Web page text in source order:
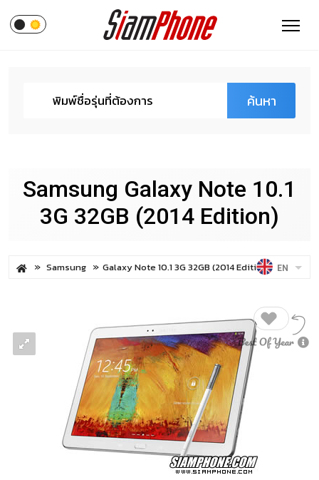
ค้นหา
Samsung Galaxy Note 10.1
3G 32GB (2014 Edition)
Samsung Galaxy Note 10.1 3G 32GB (2014 Edition) EN